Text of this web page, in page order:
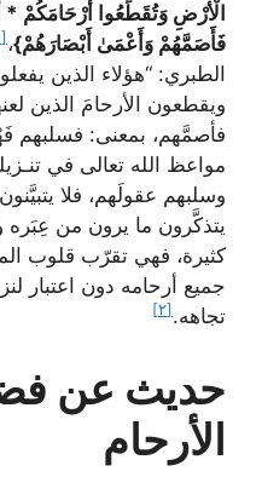
الْأَرْضِ وَتُقَطِّعُوا أَرْحَامَكُمْ *
فَأَصَمَّهُمْ وَأَعْمَىٰ أَبْصَارَهُمْ}، [١]
الطبري: “هؤلاء الذين
ويقطعون الأرحامَ الذين
فأصمَّهم، بمعنى: فسلبهم
مواعظ الله تعالى في
وسلبهم عقولَهم، فلا
يتذكَّرون ما يرون من عِبَره
كثيرة، فهي تقرّب قلوب
جميع أرحامه دون اعتبار
تجاهه. [٢]
حديث عن
الأرحام